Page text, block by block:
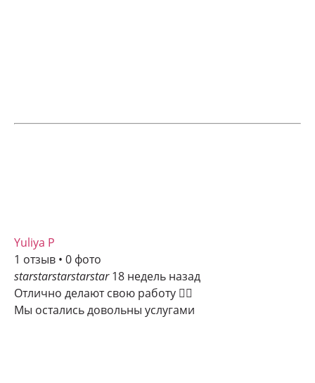
Yuliya P
1 отзыв • 0 фото
starstarstarstarstar 18 недель назад
Отлично делают свою работу 👍🏻
Мы остались довольны услугами